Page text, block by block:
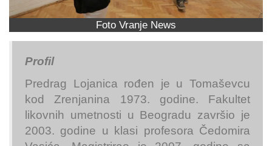
Foto Vranje News
Profil
Predrag Lojanica rođen je u Tomaševcu
kod Zrenjanina 1973. godine. Fakultet
likovnih umetnosti u Beogradu završio je
2003. godine u klasi profesora Čedomira